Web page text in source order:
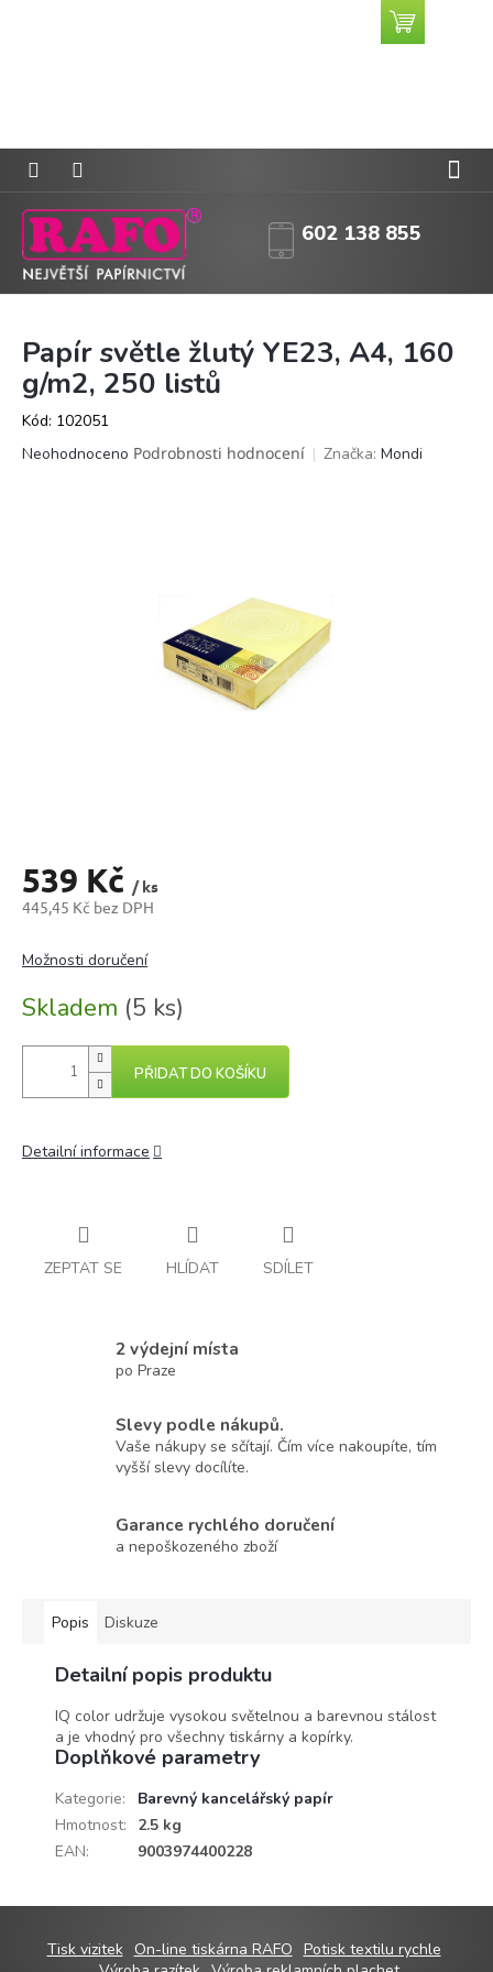
602 138 855
Nákupní
košík
Papír světle žlutý YE23, A4, 160
g/m2, 250 listů
Kód: 102051
Průměrné
Neohodnoceno Podrobnosti hodnocení Značka: Mondi
539 Kč / ks
445,45 Kč bez DPH
cena:
Skladem (5 ks)
Možnosti doručení
PŘIDAT DO KOŠÍKU
Detailní informace
ZEPTAT SE HLÍDAT SDÍLET
2 výdejní místa
po Praze
Slevy podle nákupů.
Vaše nákupy se sčítají. Čím více nakoupíte, tím
vyšší slevy docílíte.
Garance rychlého doručení
a nepoškozeného zboží
Popis Diskuze
Detailní popis produktu
IQ color udržuje vysokou světelnou a barevnou stálost
a je vhodný pro všechny tiskárny a kopírky.
Doplňkové parametry
Kategorie:
Barevný kancelářský papír
Hmotnost:
2.5 kg
EAN: 9003974400228
Tisk vizitek On-line tiskárna RAFO Potisk textilu rychle